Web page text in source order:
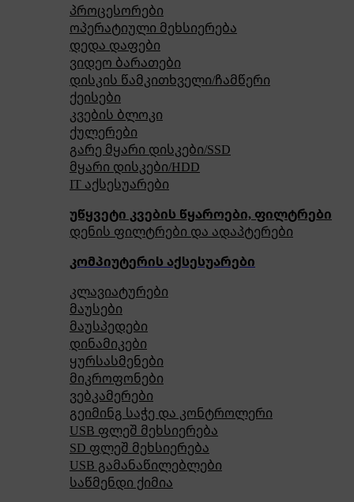
პროცესორები
ოპერატიული მეხსიერება
დედა დაფები
ვიდეო ბარათები
დისკის წამკითხველი/ჩამწერი
ქეისები
კვების ბლოკი
ქულერები
გარე მყარი დისკები/SSD
მყარი დისკები/HDD
IT აქსესუარები
უწყვეტი კვების წყაროები, ფილტრები
დენის ფილტრები და ადაპტერები
კომპიუტერის აქსესუარები
კლავიატურები
მაუსები
მაუსპედები
დინამიკები
ყურსასმენები
მიკროფონები
ვებკამერები
გეიმინგ საჭე და კონტროლერი
USB ფლეშ მეხსიერება
SD ფლეშ მეხსიერება
USB გამანაწილებლები
საწმენდი ქიმია